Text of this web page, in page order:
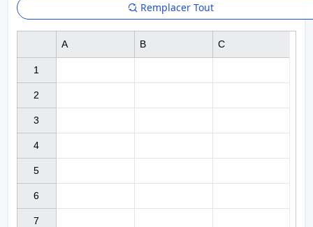
Remplacer Tout
1
2
3
4
5
6
7
A B C